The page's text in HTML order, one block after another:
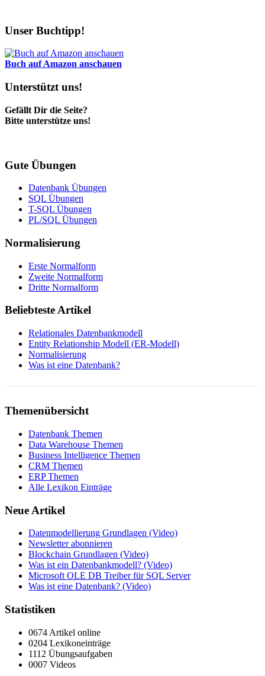
Unser Buchtipp!
Buch auf Amazon anschauen
Unterstützt uns!
Gefällt Dir die Seite?
Bitte unterstütze uns!
Gute Übungen
Datenbank Übungen
SQL Übungen
T-SQL Übungen
PL/SQL Übungen
Normalisierung
Erste Normalform
Zweite Normalform
Dritte Normalform
Beliebteste Artikel
Relationales Datenbankmodell
Entity Relationship Modell (ER-Modell)
Normalisierung
Was ist eine Datenbank?
Themenübersicht
Datenbank Themen
Data Warehouse Themen
Business Intelligence Themen
CRM Themen
ERP Themen
Alle Lexikon Einträge
Neue Artikel
Datenmodellierung Grundlagen (Video)
Newsletter abonnieren
Blockchain Grundlagen (Video)
Was ist ein Datenbankmodell? (Video)
Microsoft OLE DB Treiber für SQL Server
Was ist eine Datenbank? (Video)
Statistiken
0674 Artikel online
0204 Lexikoneinträge
1112 Übungsaufgaben
0007 Videos